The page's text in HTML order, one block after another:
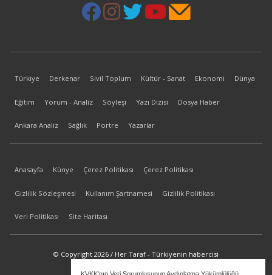
Türkiye Derkenar Sivil Toplum Kültür - Sanat Ekonomi Dünya
Eğitim Yorum - Analiz Söyleşi Yazı Dizisi Dosya Haber
Ankara Analiz Sağlık Portre Yazarlar
Anasayfa Künye Çerez Politikası Çerez Politikası
Gizlilik Sözleşmesi Kullanım Şartnamesi Gizlilik Politikası
Veri Politikası Site Haritası
© Copyright 2026 / Her Taraf - Türkiyenin habercisi